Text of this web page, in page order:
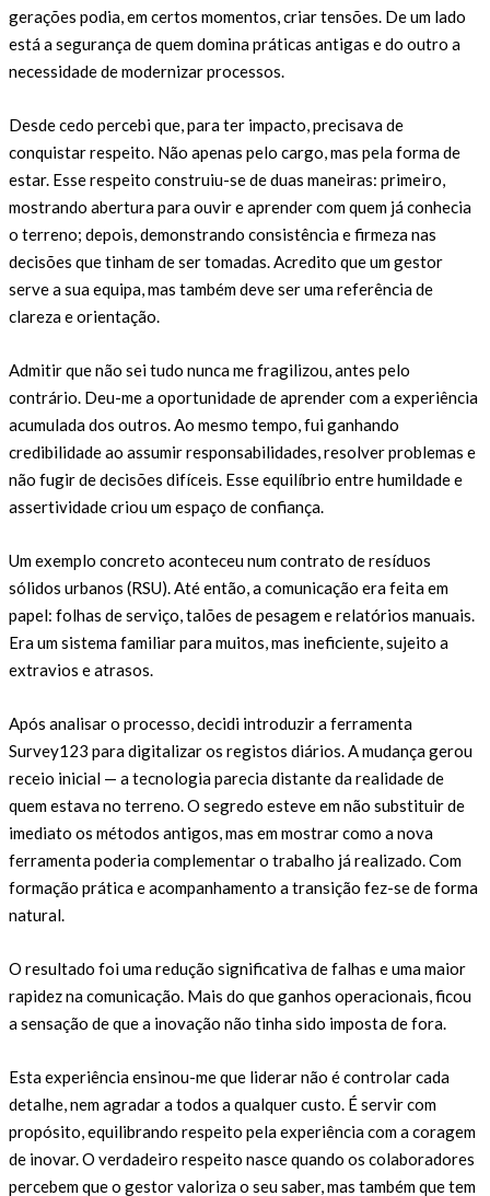
gerações podia, em certos momentos, criar tensões. De um lado
está a segurança de quem domina práticas antigas e do outro a
necessidade de modernizar processos.
Desde cedo percebi que, para ter impacto, precisava de
conquistar respeito. Não apenas pelo cargo, mas pela forma de
estar. Esse respeito construiu-se de duas maneiras: primeiro,
mostrando abertura para ouvir e aprender com quem já conhecia
o terreno; depois, demonstrando consistência e firmeza nas
decisões que tinham de ser tomadas. Acredito que um gestor
serve a sua equipa, mas também deve ser uma referência de
clareza e orientação.
Admitir que não sei tudo nunca me fragilizou, antes pelo
contrário. Deu-me a oportunidade de aprender com a experiência
acumulada dos outros. Ao mesmo tempo, fui ganhando
credibilidade ao assumir responsabilidades, resolver problemas e
não fugir de decisões difíceis. Esse equilíbrio entre humildade e
assertividade criou um espaço de confiança.
Um exemplo concreto aconteceu num contrato de resíduos
sólidos urbanos (RSU). Até então, a comunicação era feita em
papel: folhas de serviço, talões de pesagem e relatórios manuais.
Era um sistema familiar para muitos, mas ineficiente, sujeito a
extravios e atrasos.
Após analisar o processo, decidi introduzir a ferramenta
Survey123 para digitalizar os registos diários. A mudança gerou
receio inicial — a tecnologia parecia distante da realidade de
quem estava no terreno. O segredo esteve em não substituir de
imediato os métodos antigos, mas em mostrar como a nova
ferramenta poderia complementar o trabalho já realizado. Com
formação prática e acompanhamento a transição fez-se de forma
natural.
O resultado foi uma redução significativa de falhas e uma maior
rapidez na comunicação. Mais do que ganhos operacionais, ficou
a sensação de que a inovação não tinha sido imposta de fora.
Esta experiência ensinou-me que liderar não é controlar cada
detalhe, nem agradar a todos a qualquer custo. É servir com
propósito, equilibrando respeito pela experiência com a coragem
de inovar. O verdadeiro respeito nasce quando os colaboradores
percebem que o gestor valoriza o seu saber, mas também que tem